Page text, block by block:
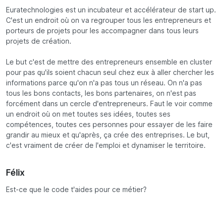
Euratechnologies est un incubateur et accélérateur de start up.
C'est un endroit où on va regrouper tous les entrepreneurs et
porteurs de projets pour les accompagner dans tous leurs
projets de création.
Le but c'est de mettre des entrepreneurs ensemble en cluster
pour pas qu'ils soient chacun seul chez eux à aller chercher les
informations parce qu'on n'a pas tous un réseau. On n'a pas
tous les bons contacts, les bons partenaires, on n'est pas
forcément dans un cercle d'entrepreneurs. Faut le voir comme
un endroit où on met toutes ses idées, toutes ses
compétences, toutes ces personnes pour essayer de les faire
grandir au mieux et qu'après, ça crée des entreprises. Le but,
c'est vraiment de créer de l'emploi et dynamiser le territoire.
Félix
Est-ce que le code t'aides pour ce métier?